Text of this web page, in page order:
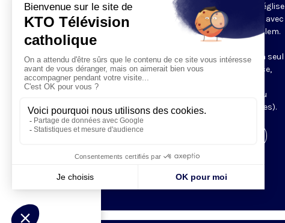
l’office du milieu du jour, en direct de l’église
Saint-Gervais-Saint-Protais (Paris 4e), avec
les Fraternités Monastiques de Jérusalem.
L’Office du Milieu du Jour regroupe, en
particulier, «au milieu du jour» et en un seul
office, les heures monastiques de Tierce,
Sexte et None. Il permet à l’Église de
retrouver son Seigneur entre l’office du
matin (Laudes) et l’office du soir (Vêpres).